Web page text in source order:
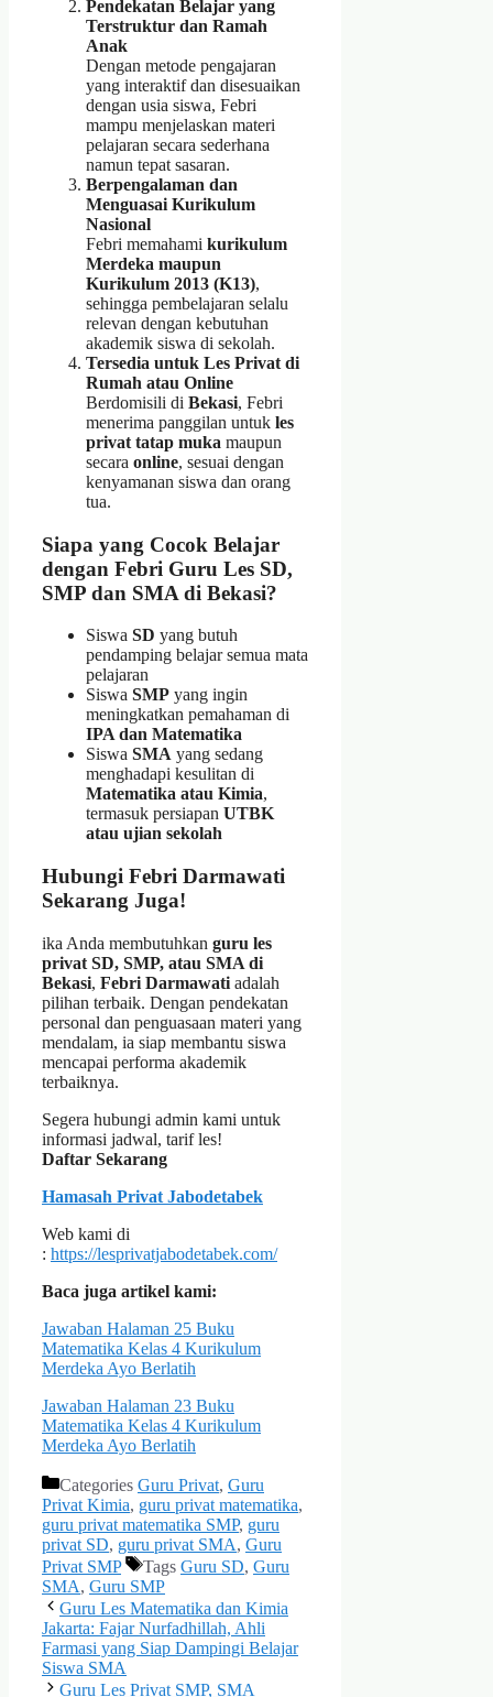
Pendekatan Belajar yang
Terstruktur dan Ramah
Anak
Dengan metode pengajaran
yang interaktif dan disesuaikan
dengan usia siswa, Febri
mampu menjelaskan materi
pelajaran secara sederhana
namun tepat sasaran.
Berpengalaman dan
Menguasai Kurikulum
Nasional
Febri memahami kurikulum
Merdeka maupun
Kurikulum 2013 (K13),
sehingga pembelajaran selalu
relevan dengan kebutuhan
akademik siswa di sekolah.
Tersedia untuk Les Privat di
Rumah atau Online
Berdomisili di Bekasi, Febri
menerima panggilan untuk les
privat tatap muka maupun
secara online, sesuai dengan
kenyamanan siswa dan orang
tua.
Siapa yang Cocok Belajar
dengan Febri Guru Les SD,
SMP dan SMA di Bekasi?
Siswa SD yang butuh
pendamping belajar semua mata
pelajaran
Siswa SMP yang ingin
meningkatkan pemahaman di
IPA dan Matematika
Siswa SMA yang sedang
menghadapi kesulitan di
Matematika atau Kimia,
termasuk persiapan UTBK
atau ujian sekolah
Hubungi Febri Darmawati
Sekarang Juga!
ika Anda membutuhkan guru les
privat SD, SMP, atau SMA di
Bekasi, Febri Darmawati adalah
pilihan terbaik. Dengan pendekatan
personal dan penguasaan materi yang
mendalam, ia siap membantu siswa
mencapai performa akademik
terbaiknya.
Segera hubungi admin kami untuk
informasi jadwal, tarif les!
Daftar Sekarang
Hamasah Privat Jabodetabek
Web kami di
: https://lesprivatjabodetabek.com/
Baca juga artikel kami:
Jawaban Halaman 25 Buku
Matematika Kelas 4 Kurikulum
Merdeka Ayo Berlatih
Jawaban Halaman 23 Buku
Matematika Kelas 4 Kurikulum
Merdeka Ayo Berlatih
Categories Guru Privat, Guru
Privat Kimia, guru privat matematika,
guru privat matematika SMP, guru
privat SD, guru privat SMA, Guru
Privat SMP
Tags Guru SD, Guru
SMA, Guru SMP
Guru Les Matematika dan Kimia
Jakarta: Fajar Nurfadhillah, Ahli
Farmasi yang Siap Dampingi Belajar
Siswa SMA
Guru Les Privat SMP, SMA